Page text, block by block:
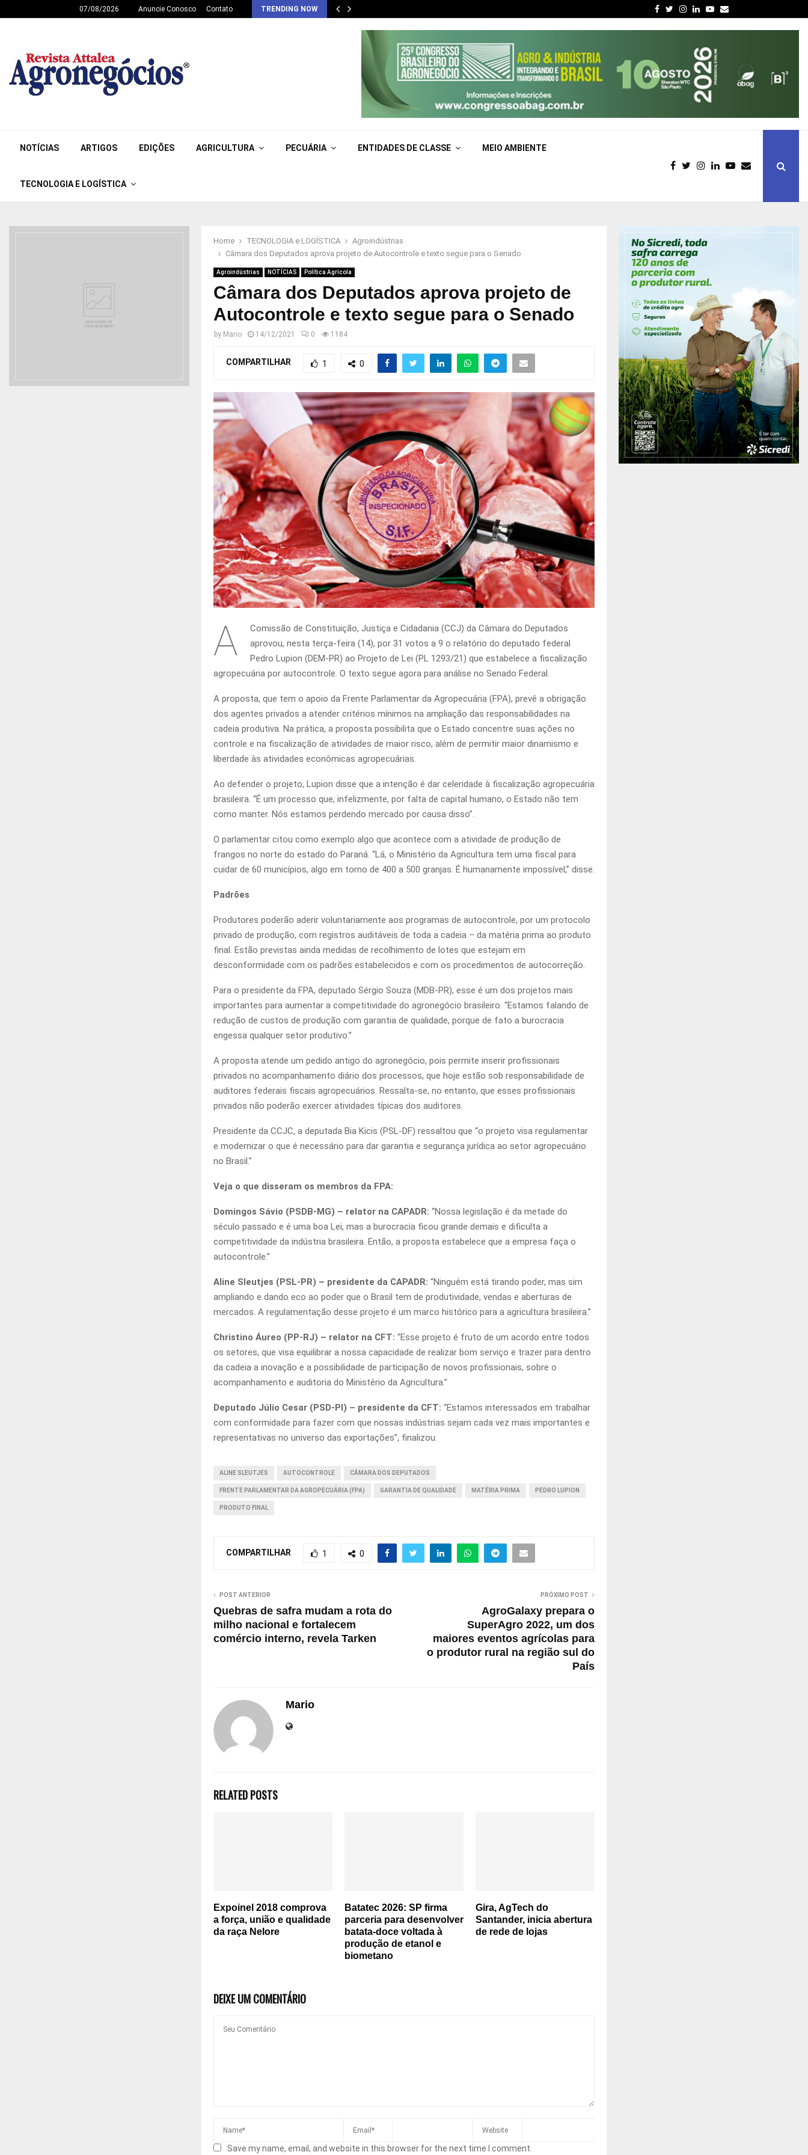
07/08/2026 Anuncie Conosco Contato TRENDING NOW Facebook
Twitter
Instagram
LinkedinYoutube
Email
NOTÍCIAS ARTIGOS EDIÇÕES AGRICULTURA PECUÁRIA ENTIDADES DE CLASSE MEIO AMBIENTE
TECNOLOGIA E LOGÍSTICA
Home TECNOLOGIA e LOGÍSTICA
Agroindústrias
Câmara dos Deputados aprova projeto de Autocontrole e texto segue para o Senado
Agroindústrias NOTÍCIAS Política Agrícola
Câmara dos Deputados aprova projeto de
Autocontrole e texto segue para o Senado
by Mario 14/12/2021 0 1184
COMPARTILHAR 1 0
A
Comissão de Constituição, Justiça e Cidadania (CCJ) da Câmara do Deputados
aprovou, nesta terça-feira (14), por 31 votos a 9 o relatório do deputado federal
Pedro Lupion (DEM-PR) ao Projeto de Lei (PL 1293/21) que estabelece a fiscalização
agropecuária por autocontrole. O texto segue agora para análise no Senado Federal.
A proposta, que tem o apoio da Frente Parlamentar da Agropecuária (FPA), prevê a obrigação
dos agentes privados a atender critérios mínimos na ampliação das responsabilidades na
cadeia produtiva. Na prática, a proposta possibilita que o Estado concentre suas ações no
controle e na fiscalização de atividades de maior risco, além de permitir maior dinamismo e
liberdade às atividades econômicas agropecuárias.
Ao defender o projeto, Lupion disse que a intenção é dar celeridade à fiscalização agropecuária
brasileira. “É um processo que, infelizmente, por falta de capital humano, o Estado não tem
como manter. Nós estamos perdendo mercado por causa disso”.
O parlamentar citou como exemplo algo que acontece com a atividade de produção de
frangos no norte do estado do Paraná. “Lá, o Ministério da Agricultura tem uma fiscal para
cuidar de 60 municípios, algo em torno de 400 a 500 granjas. É humanamente impossível,” disse.
Padrões
Produtores poderão aderir voluntariamente aos programas de autocontrole, por um protocolo
privado de produção, com registros auditáveis de toda a cadeia – da matéria prima ao produto
final. Estão previstas ainda medidas de recolhimento de lotes que estejam em
desconformidade com os padrões estabelecidos e com os procedimentos de autocorreção.
Para o presidente da FPA, deputado Sérgio Souza (MDB-PR), esse é um dos projetos mais
importantes para aumentar a competitividade do agronegócio brasileiro. “Estamos falando de
redução de custos de produção com garantia de qualidade, porque de fato a burocracia
engessa qualquer setor produtivo.”
A proposta atende um pedido antigo do agronegócio, pois permite inserir profissionais
privados no acompanhamento diário dos processos, que hoje estão sob responsabilidade de
auditores federais fiscais agropecuários. Ressalta-se, no entanto, que esses profissionais
privados não poderão exercer atividades típicas dos auditores.
Presidente da CCJC, a deputada Bia Kicis (PSL-DF) ressaltou que “o projeto visa regulamentar
e modernizar o que é necessário para dar garantia e segurança jurídica ao setor agropecuário
no Brasil.”
Veja o que disseram os membros da FPA:
Domingos Sávio (PSDB-MG) – relator na CAPADR: “Nossa legislação é da metade do
século passado e é uma boa Lei, mas a burocracia ficou grande demais e dificulta a
competitividade da indústria brasileira. Então, a proposta estabelece que a empresa faça o
autocontrole.”
Aline Sleutjes (PSL-PR) – presidente da CAPADR: “Ninguém está tirando poder, mas sim
ampliando e dando eco ao poder que o Brasil tem de produtividade, vendas e aberturas de
mercados. A regulamentação desse projeto é um marco histórico para a agricultura brasileira.”
Christino Áureo (PP-RJ) – relator na CFT: “Esse projeto é fruto de um acordo entre todos
os setores, que visa equilibrar a nossa capacidade de realizar bom serviço e trazer para dentro
da cadeia a inovação e a possibilidade de participação de novos profissionais, sobre o
acompanhamento e auditoria do Ministério da Agricultura.”
Deputado Júlio Cesar (PSD-PI) – presidente da CFT: “Estamos interessados em trabalhar
com conformidade para fazer com que nossas indústrias sejam cada vez mais importantes e
representativas no universo das exportações”, finalizou.
ALINE SLEUTJES AUTOCONTROLE CÂMARA DOS DEPUTADOS
FRENTE PARLAMENTAR DA AGROPECUÁRIA (FPA) GARANTIA DE QUALIDADE MATÉRIA PRIMA PEDRO LUPION
PRODUTO FINAL
COMPARTILHAR 1 0
POST ANTERIOR
Quebras de safra mudam a rota do
milho nacional e fortalecem
comércio interno, revela Tarken
PRÓXIMO POST
AgroGalaxy prepara o
SuperAgro 2022, um dos
maiores eventos agrícolas para
o produtor rural na região sul do
País
Mario
RELATED POSTS
Expoinel 2018 comprova
a força, união e qualidade
da raça Nelore
Batatec 2026: SP firma
parceria para desenvolver
batata-doce voltada à
produção de etanol e
biometano
Gira, AgTech do
Santander, inicia abertura
de rede de lojas
DEIXE UM COMENTÁRIO
Save my name, email, and website in this browser for the next time I comment.